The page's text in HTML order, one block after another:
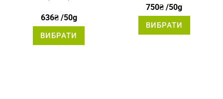
636₴/50g
ВИБРАТИ
750₴ /50g
ВИБРАТИ